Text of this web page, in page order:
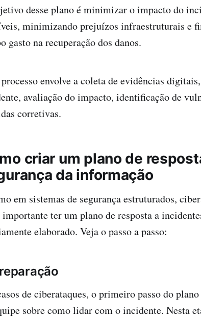
desse plano é minimizar o impacto do
minimizando prejuízos infraestruturais e
gasto na recuperação dos danos.
processo envolve a coleta de evidências
avaliação do impacto, identificação de
corretivas.
criar um plano de
da informação
em sistemas de segurança estruturados,
importante ter um plano de resposta a
elaborado. Veja o passo a passo:
de ciberataques, o primeiro passo do
sobre como lidar com o incidente. Nesta